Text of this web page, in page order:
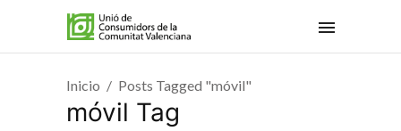
Inicio Posts Tagged "móvil"
móvil Tag